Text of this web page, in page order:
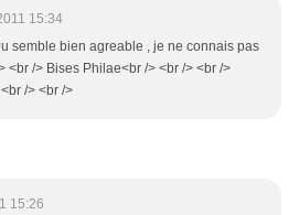
15:34
semble bien agreable , je ne connais pas
<br /> Bises Philae<br /> <br /> <br />
/> <br />
15:26